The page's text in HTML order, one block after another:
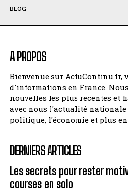
BLOG
A PROPOS
Bienvenue sur
d'informations en France.
nouvelles les plus récentes et
avec nous l'actualité
politique, l'économie et plus
DERNIERS ARTICLES
Les secrets pour rester
courses en solo